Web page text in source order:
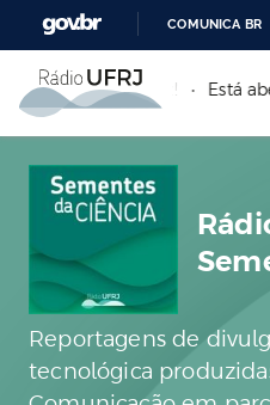
COMUNICA BR
FM em 88,9 MHz! Está
Reportagens de
tecnológica